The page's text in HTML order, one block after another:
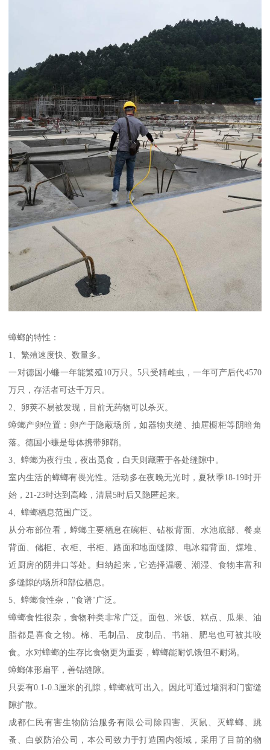
蟑螂的特性：
1、繁殖速度快、数量多。
一对德国小蠊一年能繁殖10万只。5只受精雌虫，一年可产后代4570
万只，存活者可达千万只。
2、卵荚不易被发现，目前无药物可以杀灭。
蟑螂产卵位置：卵产于隐蔽场所，如器物夹缝、抽屉橱柜等阴暗角
落。德国小蠊是母体携带卵鞘。
3、蟑螂为夜行虫，夜出觅食，白天则藏匿于各处缝隙中。
室内生活的蟑螂有畏光性。活动多在夜晚无光时，夏秋季18-19时开
始，21-23时达到高峰，清晨5时后又隐匿起来。
4、蟑螂栖息范围广泛。
从分布部位看，蟑螂主要栖息在碗柜、砧板背面、水池底部、餐桌
背面、储柜、衣柜、书柜、路面和地面缝隙、电冰箱背面、煤堆、
近厨房的阴井口等处。归纳起来，它选择温暖、潮湿、食物丰富和
多缝隙的场所和部位栖息。
5、蟑螂食性杂，"食谱"广泛。
蟑螂食性很杂，食物种类非常广泛。面包、米饭、糕点、瓜果、油
脂都是喜食之物。棉、毛制品、皮制品、书箱、肥皂也可被其咬
食。水对蟑螂的生存比食物更为重要，蟑螂能耐饥饿但不耐渴。
蟑螂体形扁平，善钻缝隙。
只要有0.1-0.3厘米的孔隙，蟑螂就可出入。因此可通过墙洞和门窗缝
隙扩散。
成都仁民有害生物防治服务有限公司除四害、灭鼠、灭蟑螂、跳
蚤、白蚁防治公司，本公司致力于打造国内领域，采用了目前的物